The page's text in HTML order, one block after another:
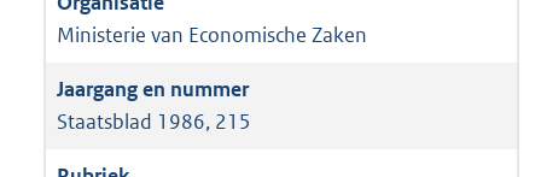
Ministerie van Economische Zaken
Staatsblad 1986, 215